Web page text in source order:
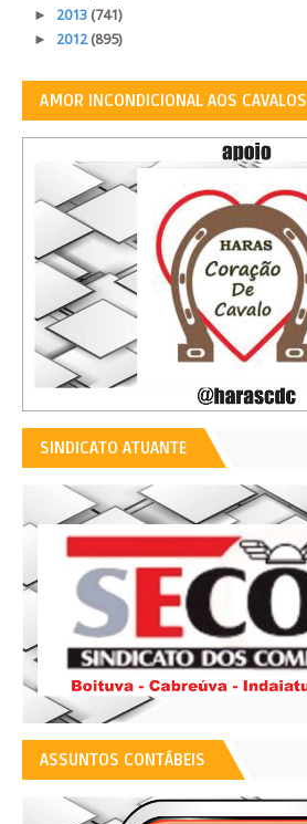
► 2013 (741)
► 2012(895)
AMOR INCONDICIONAL AOS CAVALOS
SINDICATO ATUANTE
ASSUNTOS CONTÁBEIS